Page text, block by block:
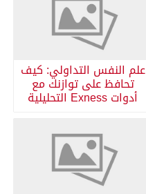
علم النفس التداولي: كيف
تحافظ على توازنك مع
أدوات Exness التحليلية